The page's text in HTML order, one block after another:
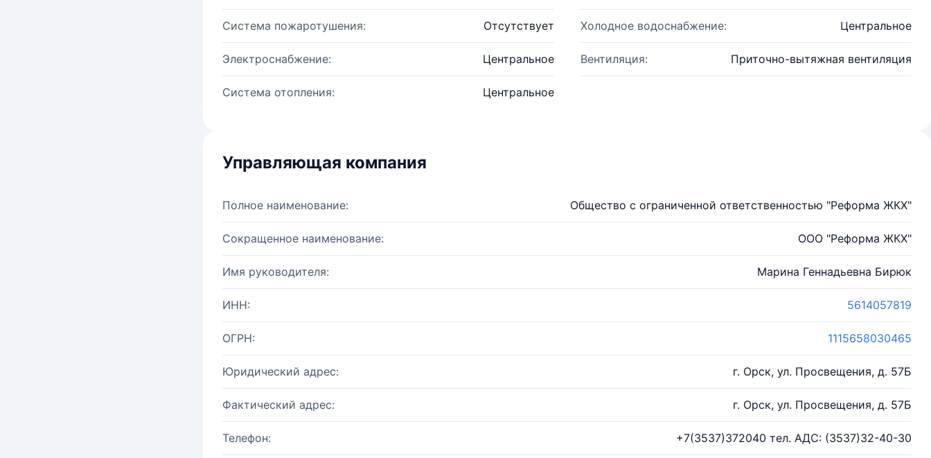
Система пожаротушения: Отсутствует Холодное водоснабжение: Центральное
Электроснабжение: Центральное Вентиляция: Приточно-вытяжная вентиляция
Система отопления: Центральное
Управляющая компания
Полное наименование: Общество с ограниченной ответственностью "Реформа ЖКХ"
Сокращенное наименование: ООО "Реформа ЖКХ"
Имя руководителя: Марина Геннадьевна Бирюк
ИНН: 5614057819
ОГРН: 1115658030465
Юридический адрес: г. Орск, ул. Просвещения, д. 57Б
Фактический адрес: г. Орск, ул. Просвещения, д. 57Б
Телефон: +7(3537)372040 тел. АДС: (3537)32-40-30